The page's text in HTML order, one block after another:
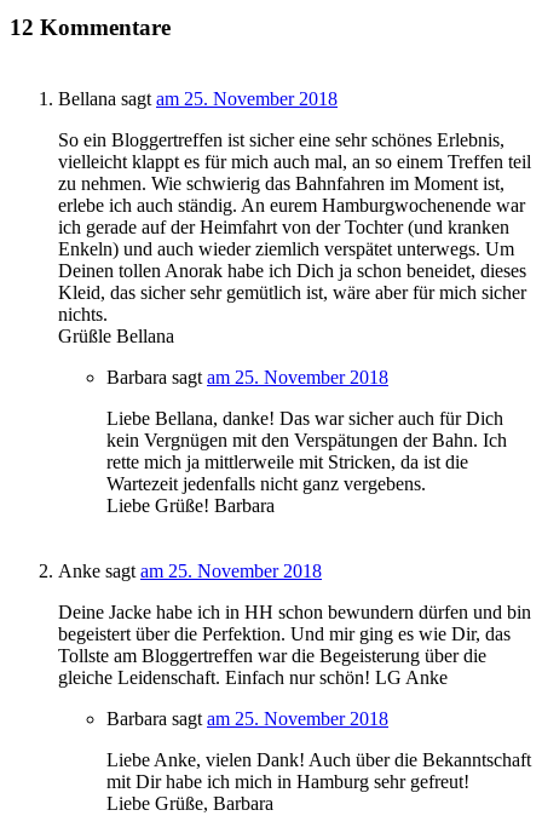
12 Kommentare
Bellana sagt am 25. November 2018
So ein Bloggertreffen ist sicher eine sehr schönes Erlebnis,
vielleicht klappt es für mich auch mal, an so einem Treffen teil
zu nehmen. Wie schwierig das Bahnfahren im Moment ist,
erlebe ich auch ständig. An eurem Hamburgwochenende war
ich gerade auf der Heimfahrt von der Tochter (und kranken
Enkeln) und auch wieder ziemlich verspätet unterwegs. Um
Deinen tollen Anorak habe ich Dich ja schon beneidet, dieses
Kleid, das sicher sehr gemütlich ist, wäre aber für mich sicher
nichts.
Grüßle Bellana
Barbara sagt am 25. November 2018
Liebe Bellana, danke! Das war sicher auch für Dich
kein Vergnügen mit den Verspätungen der Bahn. Ich
rette mich ja mittlerweile mit Stricken, da ist die
Wartezeit jedenfalls nicht ganz vergebens.
Liebe Grüße! Barbara
Anke sagt am 25. November 2018
Deine Jacke habe ich in HH schon bewundern dürfen und bin
begeistert über die Perfektion. Und mir ging es wie Dir, das
Tollste am Bloggertreffen war die Begeisterung über die
gleiche Leidenschaft. Einfach nur schön! LG Anke
Barbara sagt am 25. November 2018
Liebe Anke, vielen Dank! Auch über die Bekanntschaft
mit Dir habe ich mich in Hamburg sehr gefreut!
Liebe Grüße, Barbara